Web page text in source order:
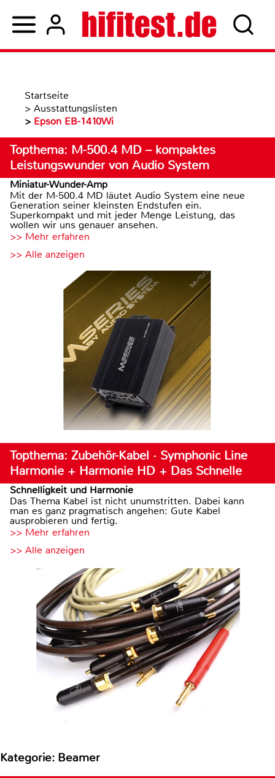
Startseite
> Ausstattungslisten
> Epson EB-1410Wi
Topthema: M-500.4 MD – kompaktes
Leistungswunder von Audio System
Miniatur-Wunder-Amp
Mit der M-500.4 MD läutet Audio System eine neue
Generation seiner kleinsten Endstufen ein.
Superkompakt und mit jeder Menge Leistung, das
wollen wir uns genauer ansehen.
>> Mehr erfahren
>> Alle anzeigen
Topthema: Zubehör-Kabel · Symphonic Line
Harmonie + Harmonie HD + Das Schnelle
Schnelligkeit und Harmonie
Das Thema Kabel ist nicht unumstritten. Dabei kann
man es ganz pragmatisch angehen: Gute Kabel
ausprobieren und fertig.
>> Mehr erfahren
>> Alle anzeigen
Kategorie: Beamer